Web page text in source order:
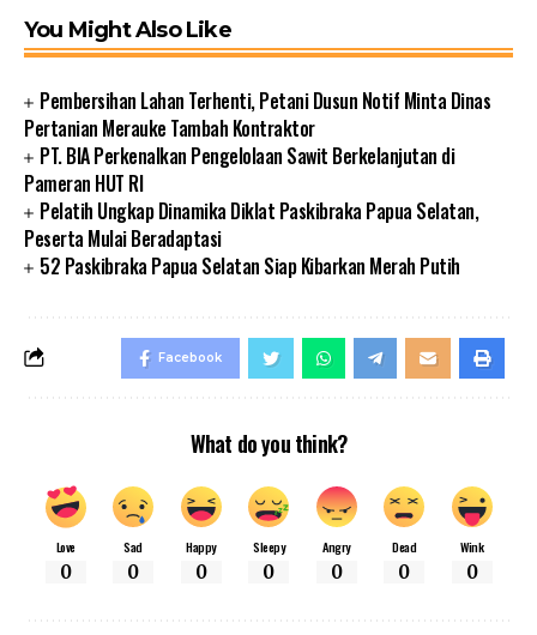
You Might Also Like
Pembersihan Lahan Terhenti, Petani Dusun Notif Minta Dinas
Pertanian Merauke Tambah Kontraktor
PT. BIA Perkenalkan Pengelolaan Sawit Berkelanjutan di
Pameran HUT RI
Pelatih Ungkap Dinamika Diklat Paskibraka Papua Selatan,
Peserta Mulai Beradaptasi
52 Paskibraka Papua Selatan Siap Kibarkan Merah Putih
Facebook
What do you think?
Love
0
Sad
0
Happy
0
Sleepy
0
Angry
0
Dead
0
Wink
0